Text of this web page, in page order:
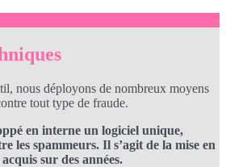
nous déployons de nombreux moyens
tout type de fraude.
en interne un logiciel unique,
les spammeurs. Il s’agit de la mise en
sur des années.